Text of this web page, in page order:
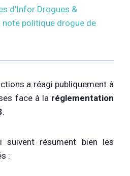
d’Infor Drogues &
politique drogue de
a réagi publiquement à
face à la réglementation
.
suivent résument bien les
: